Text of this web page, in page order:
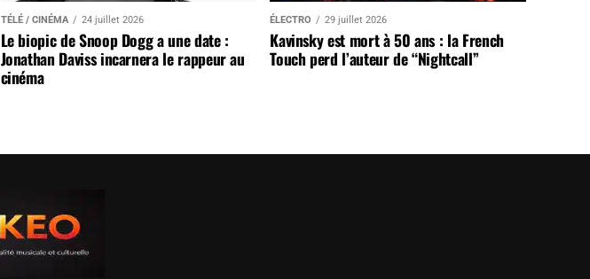
TÉLÉ / CINÉMA 24 juillet 2026
Le biopic de Snoop Dogg a une date :
Jonathan Daviss incarnera le rappeur au
cinéma
ÉLECTRO 29 juillet 2026
Kavinsky est mort à 50 ans : la French
Touch perd l’auteur de “Nightcall”